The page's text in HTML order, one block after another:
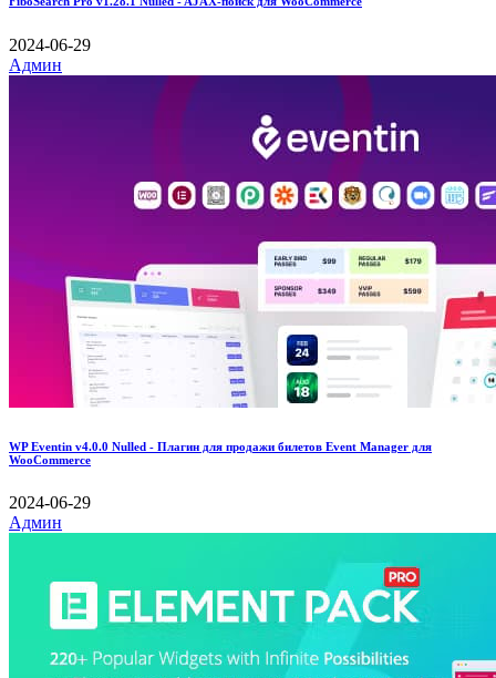
2024-06-29
Админ
WP Eventin v4.0.0 Nulled - Плагин для продажи билетов Event Manager для
WooCommerce
2024-06-29
Админ